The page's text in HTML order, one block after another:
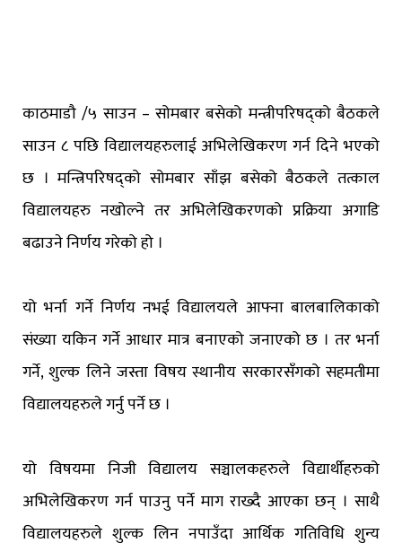
काठमाडौ /५ साउन – सोमबार बसेको मन्त्रीपरिषद्को बैठकले
साउन ८ पछि विद्यालयहरुलाई अभिलेखिकरण गर्न दिने भएको
छ । मन्त्रिपरिषद्को सोमबार साँझ बसेको बैठकले तत्काल
विद्यालयहरु नखोल्ने तर अभिलेखिकरणको प्रक्रिया अगाडि
बढाउने निर्णय गरेको हो ।
यो भर्ना गर्ने निर्णय नभई विद्यालयले आफ्ना बालबालिकाको
संख्या यकिन गर्ने आधार मात्र बनाएको जनाएको छ । तर भर्ना
गर्ने, शुल्क लिने जस्ता विषय स्थानीय सरकारसँगको सहमतीमा
विद्यालयहरुले गर्नु पर्ने छ ।
यो विषयमा निजी विद्यालय सञ्चालकहरुले विद्यार्थीहरुको
अभिलेखिकरण गर्न पाउनु पर्ने माग राख्दै आएका छन् । साथै
विद्यालयहरुले शुल्क लिन नपाउँदा आर्थिक गतिविधि शुन्य